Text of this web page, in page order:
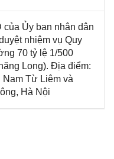
Ủy ban nhân dân
nhiệm vụ Quy
70 tỷ lệ 1/500
Long). Địa điểm:
Từ Liêm và
Hà Nội